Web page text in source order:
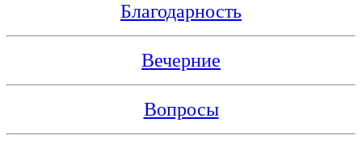
Благодарность
Вечерние
Вопросы